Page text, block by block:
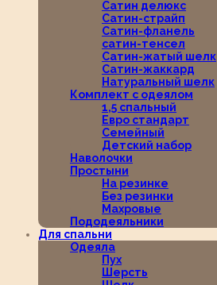
Сатин делюкс
Сатин-страйп
Сатин-фланель
сатин-тенсел
Сатин-жатый шелк
Сатин-жаккард
Натуральный шелк
Комплект с одеялом
1,5 спальный
Евро стандарт
Семейный
Детский набор
Наволочки
Простыни
На резинке
Без резинки
Махровые
Пододеяльники
Для спальни
Одеяла
Пух
Шерсть